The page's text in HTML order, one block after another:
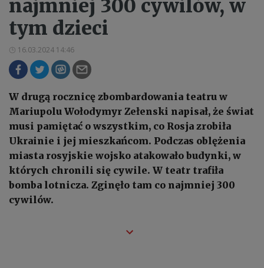
najmniej 300 cywilów, w
tym dzieci
16.03.2024 14:46
W drugą rocznicę zbombardowania teatru w
Mariupolu Wołodymyr Zełenski napisał, że świat
musi pamiętać o wszystkim, co Rosja zrobiła
Ukrainie i jej mieszkańcom. Podczas oblężenia
miasta rosyjskie wojsko atakowało budynki, w
których chronili się cywile. W teatr trafiła
bomba lotnicza. Zginęło tam co najmniej 300
cywilów.